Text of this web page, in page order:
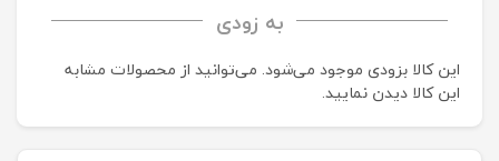
به زودی
این کالا بزودی موجود می‌شود. می‌توانید از محصولات مشابه
این کالا دیدن نمایید.